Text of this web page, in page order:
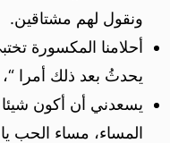
ونقول لهم مشتاقين.
أحلامنا المكسورة
يحدثُ بعد ذلك أمرا
يسعدني أن أكون
المساء، مساء الحب